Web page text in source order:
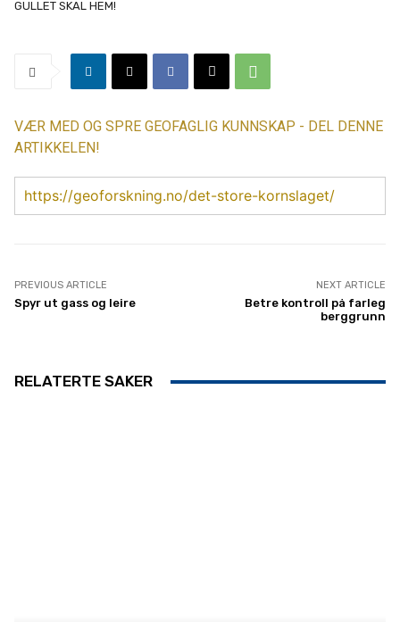
GULLET SKAL HEM!
VÆR MED OG SPRE GEOFAGLIG KUNNSKAP - DEL DENNE
ARTIKKELEN!
https://geoforskning.no/det-store-kornslaget/
PREVIOUS ARTICLE
Spyr ut gass og leire
NEXT ARTICLE
Betre kontroll på farleg
berggrunn
RELATERTE SAKER